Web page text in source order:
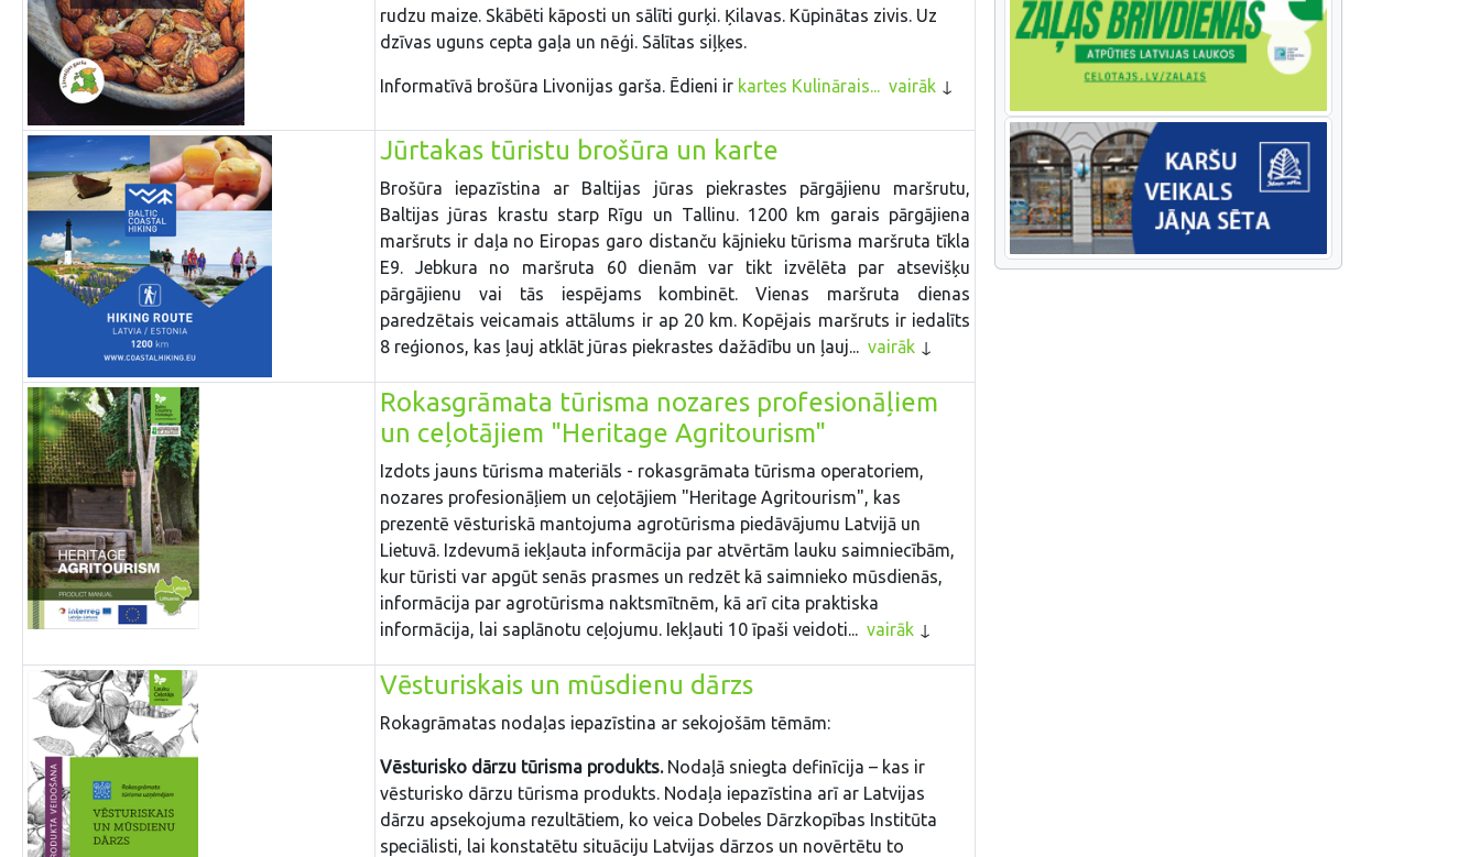
rudzu maize. Skābēti kāposti un sālīti gurķi. Ķilavas. Kūpinātas zivis. Uz
dzīvas uguns cepta gaļa un nēģi. Sālītas siļķes.
Informatīvā brošūra Livonijas garša. Ēdieni ir kartes Kulinārais... vairāk
Jūrtakas tūristu brošūra un karte
Brošūra iepazīstina ar Baltijas jūras piekrastes pārgājienu maršrutu,
Baltijas jūras krastu starp Rīgu un Tallinu. 1200 km garais pārgājiena
maršruts ir daļa no Eiropas garo distanču kājnieku tūrisma maršruta tīkla
E9. Jebkura no maršruta 60 dienām var tikt izvēlēta par atsevišķu
pārgājienu vai tās iespējams kombinēt. Vienas maršruta dienas
paredzētais veicamais attālums ir ap 20 km. Kopējais maršruts ir iedalīts
8 reģionos, kas ļauj atklāt jūras piekrastes dažādību un ļauj... vairāk
Rokasgrāmata tūrisma nozares profesionāļiem
un ceļotājiem "Heritage Agritourism"
Izdots jauns tūrisma materiāls - rokasgrāmata tūrisma operatoriem,
nozares profesionāļiem un ceļotājiem "Heritage Agritourism", kas
prezentē vēsturiskā mantojuma agrotūrisma piedāvājumu Latvijā un
Lietuvā. Izdevumā iekļauta informācija par atvērtām lauku saimniecībām,
kur tūristi var apgūt senās prasmes un redzēt kā saimnieko mūsdienās,
informācija par agrotūrisma naktsmītnēm, kā arī cita praktiska
informācija, lai saplānotu ceļojumu. Iekļauti 10 īpaši veidoti... vairāk
Vēsturiskais un mūsdienu dārzs
Rokagrāmatas nodaļas iepazīstina ar sekojošām tēmām:
Vēsturisko dārzu tūrisma produkts.Nodaļā sniegta definīcija – kas ir
vēsturisko dārzu tūrisma produkts. Nodaļa iepazīstina arī ar Latvijas
dārzu apsekojuma rezultātiem, ko veica Dobeles Dārzkopības Institūta
speciālisti, lai konstatētu situāciju Latvijas dārzos un novērtētu to